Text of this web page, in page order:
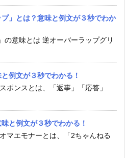
プ」とは？意味と例文が３秒でわか
の意味とは 逆オーバーラップグリ
例文が３秒でわかる！
ポンスとは、「返事」「応答」
と例文が３秒でわかる！
マエモナーとは、「2ちゃんねる